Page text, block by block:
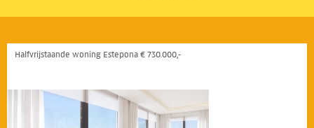
Halfvrijstaande woning Estepona € 730.000,-